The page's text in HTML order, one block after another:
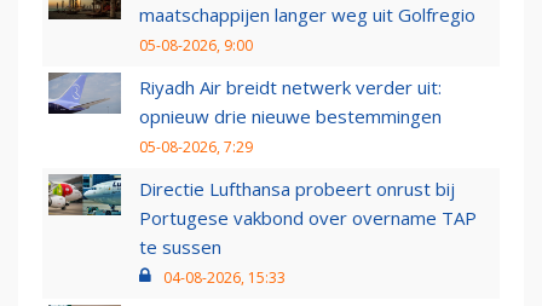
maatschappijen langer weg uit Golfregio
05-08-2026, 9:00
Riyadh Air breidt netwerk verder uit:
opnieuw drie nieuwe bestemmingen
05-08-2026, 7:29
Directie Lufthansa probeert onrust bij
Portugese vakbond over overname TAP
te sussen
04-08-2026, 15:33